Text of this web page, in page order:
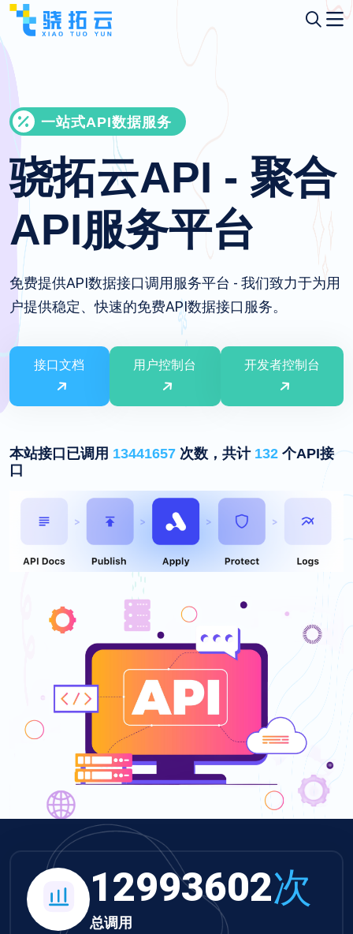
一站式API数据服务
骁拓云API - 聚合
API服务平台
免费提供API数据接口调用服务平台 - 我们致力于为用
户提供稳定、快速的免费API数据接口服务。
接口文档 用户控制台 开发者控制台
本站接口已调用 13441657 次数，共计 132 个API接
口
13441657次
总调用